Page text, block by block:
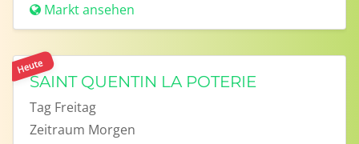
Markt ansehen
Heute
SAINT QUENTIN LA POTERIE
Tag Freitag
Zeitraum Morgen